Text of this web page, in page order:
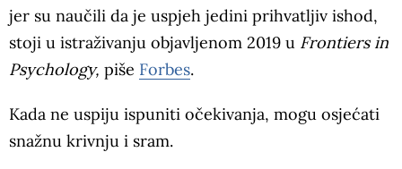
jer su naučili da je uspjeh jedini prihvatljiv ishod,
stoji u istraživanju objavljenom 2019 u Frontiers in
Psychology, piše Forbes.
Kada ne uspiju ispuniti očekivanja, mogu osjećati
snažnu krivnju i sram.